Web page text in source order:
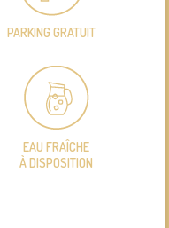
PARKING GRATUIT
EAU FRAÎCHE
À DISPOSITION